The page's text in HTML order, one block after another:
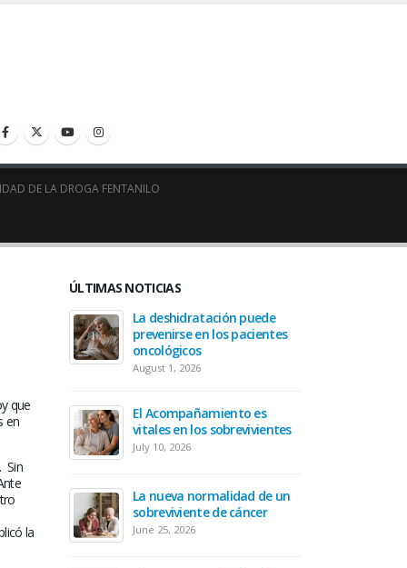
DE LA DROGA FENTANILO
que
en
Sin
la
ÚLTIMAS NOTICIAS
del
recibir
para ser
La deshidratación puede
prevenirse en los pacientes
oncológicos
August 1, 2026
El Acompañamiento es
vitales en los sobrevivientes
July 10, 2026
La nueva normalidad de un
sobreviviente de cáncer
June 25, 2026